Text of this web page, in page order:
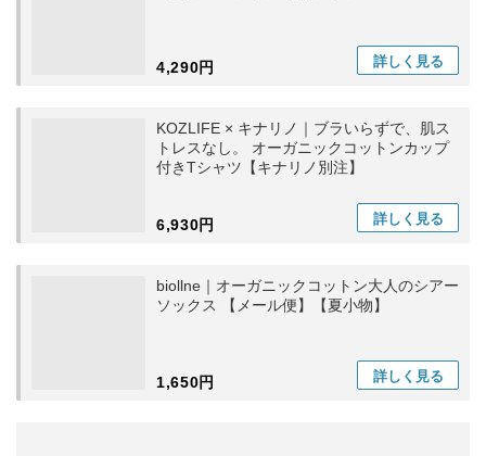
4,290円 詳しく 見る
KOZLIFE × キナリノ｜ブラいらずで、肌ス
トレスなし。 オーガニックコットンカップ
付きTシャツ【キナリノ別注】
6,930円 詳しく 見る
biollne｜オーガニックコットン大人のシアー
ソックス 【メール便】【夏小物】
1,650円 詳しく 見る